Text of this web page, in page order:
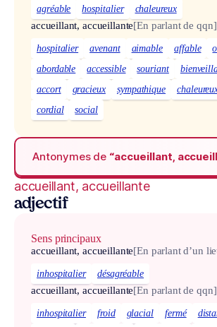
agréable hospitalier chaleureux
accueillant, accueillante[En parlant de qqn]
hospitalier avenant aimable affable
abordable
accessible souriant
accort
gracieux sympathique
cordial
social
Antonymes de “accueillant,
accueillant, accueillante
adjectif
Sens principaux
accueillant, accueillante[En parlant d’un
inhospitalier désagréable
accueillant, accueillante[En parlant de qqn]
inhospitalier froid glacial fermé